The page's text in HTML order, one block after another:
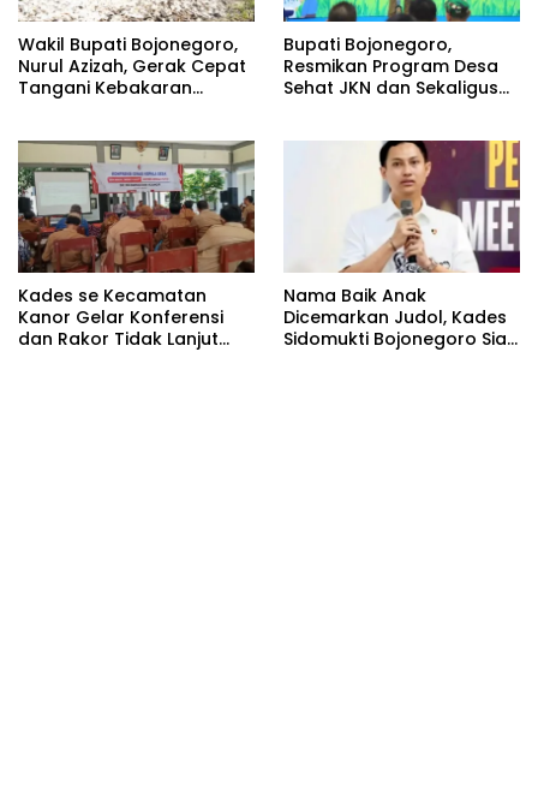
Wakil Bupati Bojonegoro,
Nurul Azizah, Gerak Cepat
Tangani Kebakaran
Bupati Bojonegoro,
Resmikan Program Desa
Sehat JKN dan Sekaligus
Kades se Kecamatan
Kanor Gelar Konferensi
dan Rakor Tidak Lanjut
Nama Baik Anak
Dicemarkan Judol, Kades
Sidomukti Bojonegoro Siap